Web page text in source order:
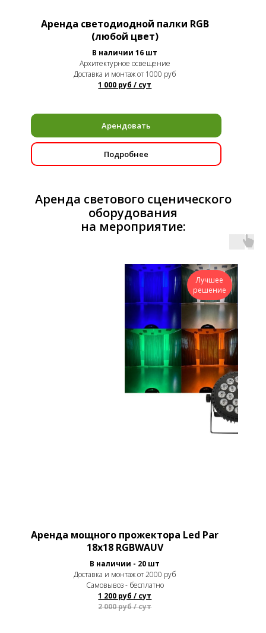
Аренда светодиодной палки RGB
(любой цвет)
В наличии 16 шт
Архитектурное освещение
Доставка и монтаж от 1000 руб
1 000 руб / сут
Арендовать
Подробнее
Аренда светового сценического
оборудования
на мероприятие:
Лучшее
решение
Аренда мощного прожектора Led Par
18х18 RGBWAUV
В наличии - 20 шт
Доставка и монтаж от 2000 руб
Самовывоз - бесплатно
1 200 руб / сут
2 000 руб / сут